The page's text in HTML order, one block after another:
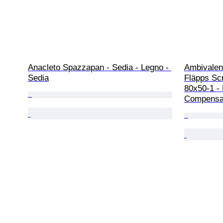
Anacleto Spazzapan - Sedia - Legno -
Sedia
Fläpps
80x50-1 -